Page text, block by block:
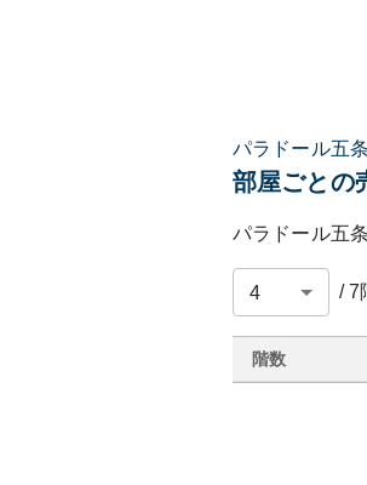
パラドール五
部屋ごとの
パラドール五
/7
階数